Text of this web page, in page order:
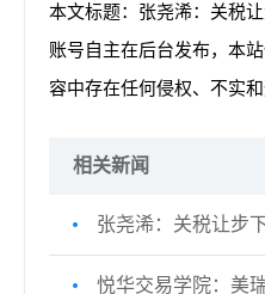
本文标题：张尧浠：关税
账号自主在后台发布，本
容中存在任何侵权、不实
相关新闻
张尧浠：关税让步
悦华交易学院：美